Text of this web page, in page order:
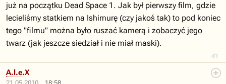
41
już na początku Dead Space 1. Jak był pierwszy film, gdzie
lecieliśmy statkiem na Ishimurę (czy jakoś tak) to pod koniec
tego "filmu" można było ruszać kamerą i zobaczyć jego
twarz (jak jeszcze siedział i nie miał maski).
A.l.e.X